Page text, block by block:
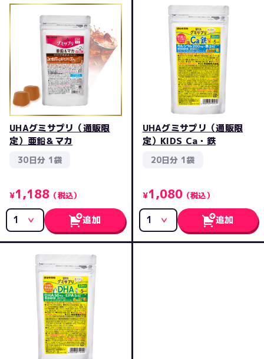
UHAグミサプリ（通販限
定）亜鉛＆マカ
30日分 1袋
¥1,188 （税込）
追加
UHAグミサプリ（通販限
定）KIDS Ca・鉄
20日分 1袋
¥1,080（税込）
追加